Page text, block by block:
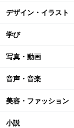
デザイン・イラスト
学び
写真・動画
音声・音楽
美容・ファッション
小説